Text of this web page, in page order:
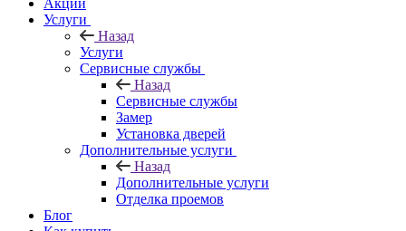
Акции
Услуги
Назад
Услуги
Сервисные службы
Назад
Сервисные службы
Замер
Установка дверей
Дополнительные услуги
Назад
Дополнительные услуги
Отделка проемов
Блог